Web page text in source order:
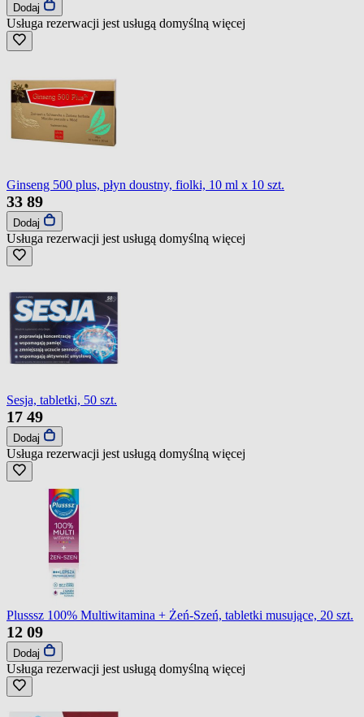
Dodaj
Usługa rezerwacji jest usługą domyślną więcej
Ginseng 500 plus, płyn doustny, fiolki, 10 ml x 10 szt.
33 89
Dodaj
Usługa rezerwacji jest usługą domyślną więcej
Sesja, tabletki, 50 szt.
17 49
Dodaj
Usługa rezerwacji jest usługą domyślną więcej
Plusssz 100% Multiwitamina + Żeń-Szeń, tabletki musujące, 20 szt.
12 09
Dodaj
Usługa rezerwacji jest usługą domyślną więcej